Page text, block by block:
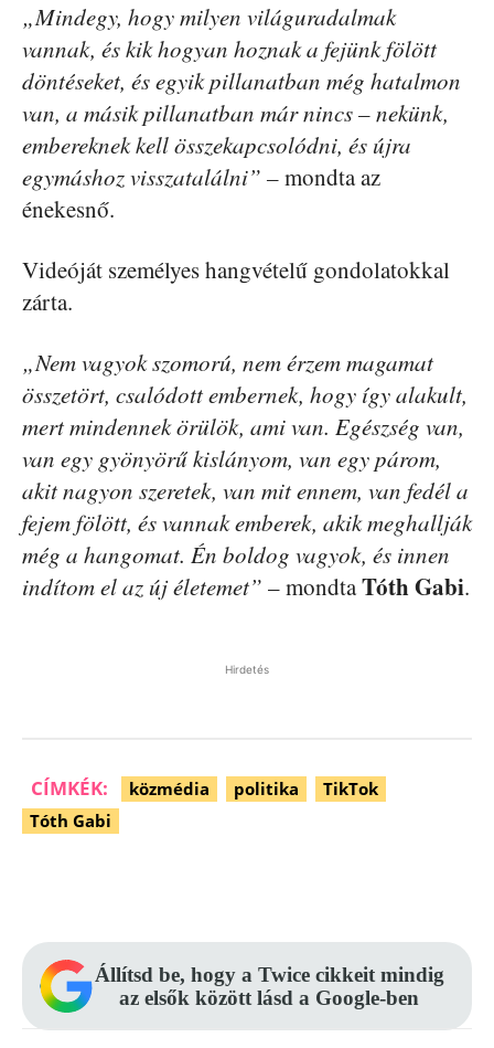
„Mindegy, hogy milyen világuradalmak
vannak, és kik hogyan hoznak a fejünk fölött
döntéseket, és egyik pillanatban még hatalmon
van, a másik pillanatban már nincs – nekünk,
embereknek kell összekapcsolódni, és újra
egymáshoz visszatalálni” –mondta az
énekesnő.
Videóját személyes hangvételű gondolatokkal
zárta.
„Nem vagyok szomorú, nem érzem magamat
összetört, csalódott embernek, hogy így alakult,
mert mindennek örülök, ami van. Egészség van,
van egy gyönyörű kislányom, van egy párom,
akit nagyon szeretek, van mit ennem, van fedél a
fejem fölött, és vannak emberek, akik meghallják
még a hangomat. Én boldog vagyok, és innen
indítom el az új életemet” – mondtaTóth Gabi.
Hirdetés
CÍMKÉK: közmédia politika
TikTok
Tóth Gabi
Állítsd be, hogy a Twice cikkeit mindig
az elsők között lásd a Google-ben